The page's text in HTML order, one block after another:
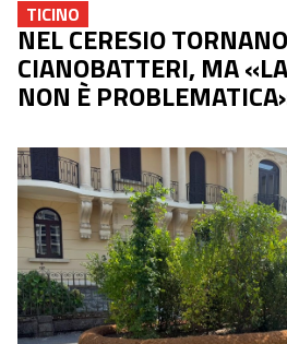
TICINO
NEL CERESIO
CIANOBATTERI, MA
NON È